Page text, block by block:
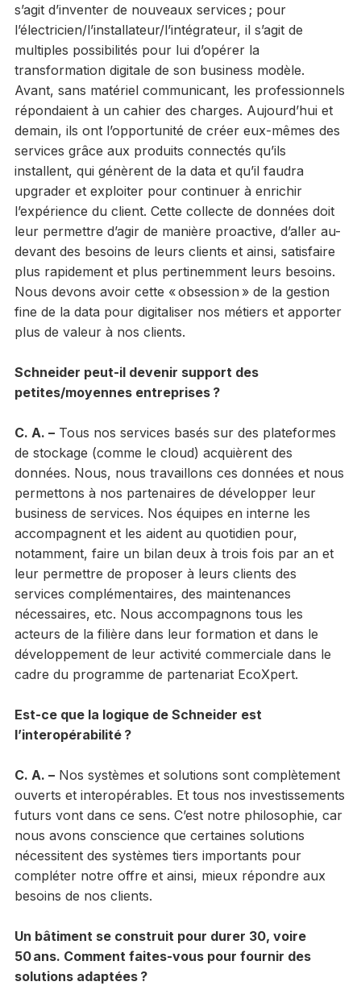
s’agit d’inventer de nouveaux services ; pour
l’électricien/l’installateur/l’intégrateur, il s’agit de
multiples possibilités pour lui d’opérer la
transformation digitale de son business modèle.
Avant, sans matériel communicant, les professionnels
répondaient à un cahier des charges. Aujourd’hui et
demain, ils ont l’opportunité de créer eux-mêmes des
services grâce aux produits connectés qu’ils
installent, qui génèrent de la data et qu’il faudra
upgrader et exploiter pour continuer à enrichir
l’expérience du client. Cette collecte de données doit
leur permettre d’agir de manière proactive, d’aller au-
devant des besoins de leurs clients et ainsi, satisfaire
plus rapidement et plus pertinemment leurs besoins.
Nous devons avoir cette « obsession » de la gestion
fine de la data pour digitaliser nos métiers et apporter
plus de valeur à nos clients.
Schneider peut-il devenir support des
petites/moyennes entreprises ?
C. A. –Tous nos services basés sur des plateformes
de stockage (comme le cloud) acquièrent des
données. Nous, nous travaillons ces données et nous
permettons à nos partenaires de développer leur
business de services. Nos équipes en interne les
accompagnent et les aident au quotidien pour,
notamment, faire un bilan deux à trois fois par an et
leur permettre de proposer à leurs clients des
services complémentaires, des maintenances
nécessaires, etc. Nous accompagnons tous les
acteurs de la filière dans leur formation et dans le
développement de leur activité commerciale dans le
cadre du programme de partenariat EcoXpert.
Est-ce que la logique de Schneider est
l’interopérabilité ?
C. A. –Nos systèmes et solutions sont complètement
ouverts et interopérables. Et tous nos investissements
futurs vont dans ce sens. C’est notre philosophie, car
nous avons conscience que certaines solutions
nécessitent des systèmes tiers importants pour
compléter notre offre et ainsi, mieux répondre aux
besoins de nos clients.
Un bâtiment se construit pour durer 30, voire
50 ans. Comment faites-vous pour fournir des
solutions adaptées ?